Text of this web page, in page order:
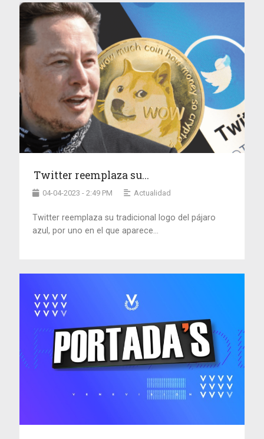
Twitter reemplaza su...
04-04-2023 - 2:49 PM Actualidad
Twitter reemplaza su tradicional logo del pájaro
azul, por uno en el que aparece...